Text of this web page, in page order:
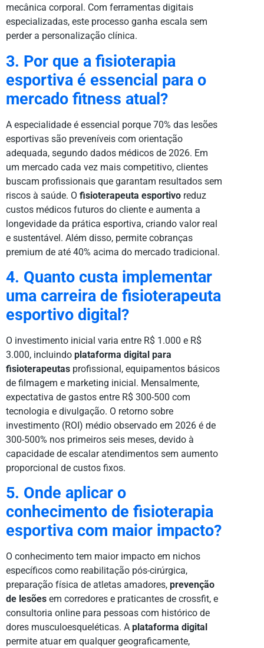
mecânica corporal. Com ferramentas digitais
especializadas, este processo ganha escala sem
perder a personalização clínica.
3. Por que a fisioterapia
esportiva é essencial para o
mercado fitness atual?
A especialidade é essencial porque 70% das lesões
esportivas são preveníveis com orientação
adequada, segundo dados médicos de 2026. Em
um mercado cada vez mais competitivo, clientes
buscam profissionais que garantam resultados sem
riscos à saúde. O fisioterapeuta esportivo reduz
custos médicos futuros do cliente e aumenta a
longevidade da prática esportiva, criando valor real
e sustentável. Além disso, permite cobranças
premium de até 40% acima do mercado tradicional.
4. Quanto custa implementar
uma carreira de fisioterapeuta
esportivo digital?
O investimento inicial varia entre R$ 1.000 e R$
3.000, incluindo plataforma digital para
fisioterapeutas profissional, equipamentos básicos
de filmagem e marketing inicial. Mensalmente,
expectativa de gastos entre R$ 300-500 com
tecnologia e divulgação. O retorno sobre
investimento (ROI) médio observado em 2026 é de
300-500% nos primeiros seis meses, devido à
capacidade de escalar atendimentos sem aumento
proporcional de custos fixos.
5. Onde aplicar o
conhecimento de fisioterapia
esportiva com maior impacto?
O conhecimento tem maior impacto em nichos
específicos como reabilitação pós-cirúrgica,
preparação física de atletas amadores, prevenção
de lesões em corredores e praticantes de crossfit, e
consultoria online para pessoas com histórico de
dores musculoesqueléticas. A plataforma digital
permite atuar em qualquer geograficamente,